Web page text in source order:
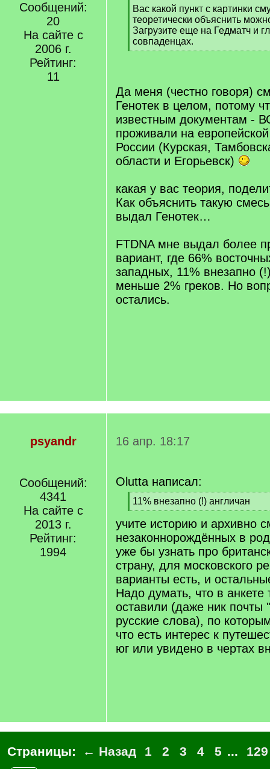
Сообщений:
20
На сайте с
2006 г.
Рейтинг:
11
q
]
Вас какой пункт с картинки
теоретически объяснить
Загрузите еще на Гедматч и
совпаденцах.
[
Да меня (честно говоря)
Генотек в целом, потому
известным документам -
проживали на
России (Курская,
области и Егорьевск)
какая у вас теория,
Как объяснить такую
выдал Генотек…
FTDNA мне выдал более
вариант, где 66%
западных, 11% внезапно
меньше 2% греков. Но
остались.
psyandr
Сообщений:
4341
На сайте с
2013 г.
Рейтинг:
1994
16 апр. 18:17
Olutta написал:
[
q
]
11% внезапно (!) англичан
[
/
q
]
учите историю и архивно
незаконнорождённых в
уже бы узнать про
страну, для московского
варианты есть, и
Надо думать, что в анкете
оставили (даже ник почты
русские слова), по
что есть интерес к
юг или увидено в чертах
Страницы: ← Назад 1 2 3 4 5 ...
129